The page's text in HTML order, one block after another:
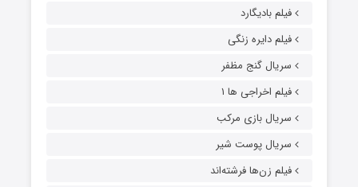
فیلم بادیگارد
فیلم دایره زنگی
سریال گنج مظفر
فیلم اخراجی ها ۱
سریال بازی مرکب
سریال پوست شیر
فیلم زن‌ها فرشته‌اند